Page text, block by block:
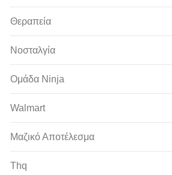
Θεραπεία
Νοσταλγία
Ομάδα Ninja
Walmart
Μαζικό Αποτέλεσμα
Thq